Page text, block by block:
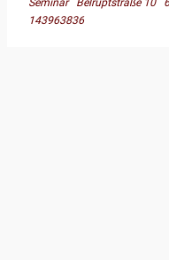
Seminar Belruptstraße 10
143963836